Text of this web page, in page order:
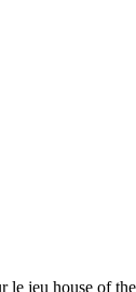
le jeu house of